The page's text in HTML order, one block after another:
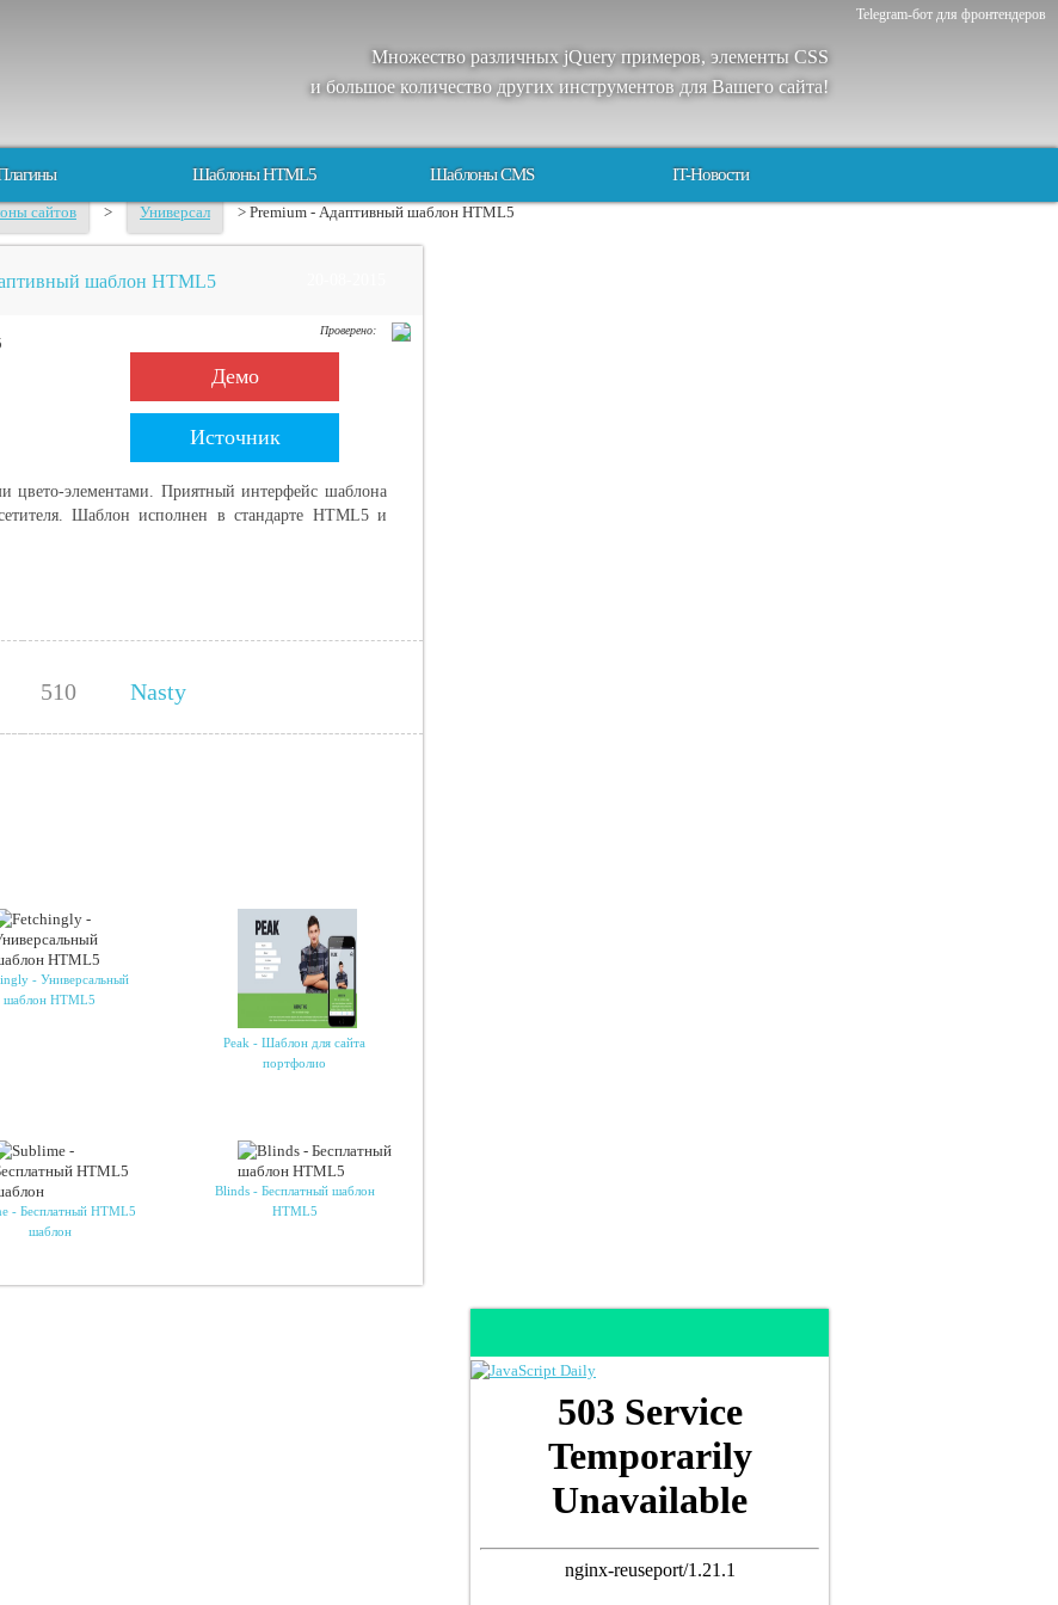
Telegram-бот для фронтендеров
Множество различных jQuery примеров, элементы CSS
и большое количество других инструментов для Вашего сайта!
Шаблоны HTML5 Шаблоны CMS IT-Новости
сайтов > Универсал > Premium - Адаптивный шаблон HTML5
шаблон HTML5
Проверено:
Демо
Источник
цвето-элементами. Приятный интерфейс шаблона
Шаблон исполнен в стандарте HTML5 и
510 Nasty
- Универсальный
шаблон HTML5
Peak - Шаблон для сайта
портфолио
- Бесплатный HTML5
шаблон
Blinds - Бесплатный шаблон
HTML5